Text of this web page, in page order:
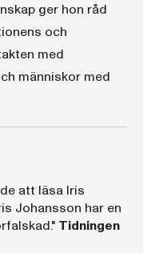
ger hon råd
och
med
människor med
att läsa Iris
Johansson har en
Tidningen